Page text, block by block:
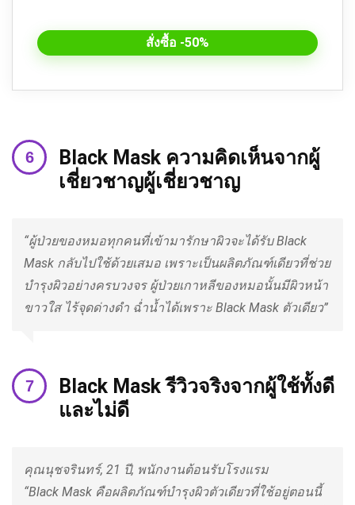
สั่งซื้อ -50%
Black Mask ความคิดเห็นจากผู้
เชี่ยวชาญผู้เชี่ยวชาญ
“ผู้ป่วยของหมอทุกคนที่เข้ามารักษาผิวจะได้รับ Black
Mask กลับไปใช้ด้วยเสมอ เพราะเป็นผลิตภัณฑ์เดียวที่ช่วย
บำรุงผิวอย่างครบวงจร ผู้ป่วยเกาหลีของหมอนั้นมีผิวหน้า
ขาวใส ไร้จุดด่างดำ ฉ่ำน้ำได้เพราะ Black Mask ตัวเดียว”
Black Maskรีวิวจริงจากผู้ใช้ทั้งดี
และไม่ดี
คุณนุชจรินทร์, 21 ปี, พนักงานต้อนรับโรงแรม
“Black Mask คือผลิตภัณฑ์บำรุงผิวตัวเดียวที่ใช้อยู่ตอนนี้